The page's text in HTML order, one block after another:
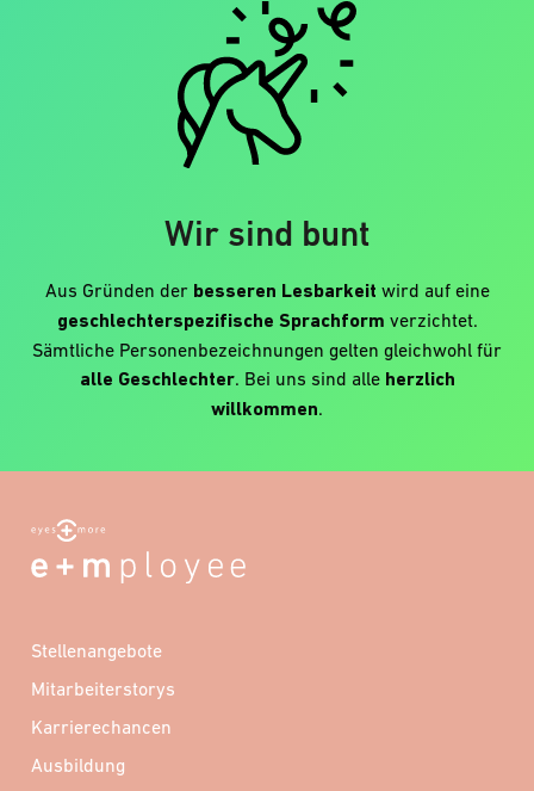
Wir sind bunt
Aus Gründen der besseren Lesbarkeit wird auf eine
geschlechterspezifische Sprachform verzichtet.
Sämtliche Personenbezeichnungen gelten gleichwohl für
alle Geschlechter. Bei uns sind alle herzlich
willkommen.
Stellenangebote
Mitarbeiterstorys
Karrierechancen
Ausbildung